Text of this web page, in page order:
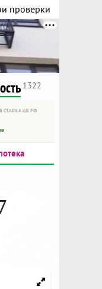
проверки
1322
СТАВКА ЦБ РФ